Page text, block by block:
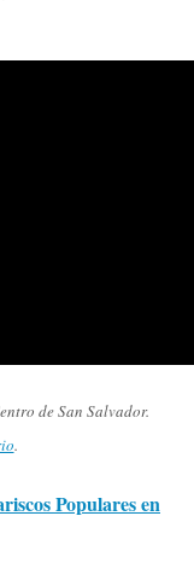
de San Salvador.
.
Populares en